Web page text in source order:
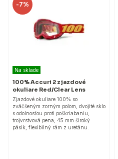
-7%
Na sklade
100% Accuri 2 zjazdové
okuliare Red/Clear Lens
Zjazdové okuliare 100% so
zväčšeným zorným poľom, dvojité sklo
s odolnosťou proti poškriabaniu,
trojvrstvová pena, 45 mm široký
pásik, flexibilný rám z uretánu.